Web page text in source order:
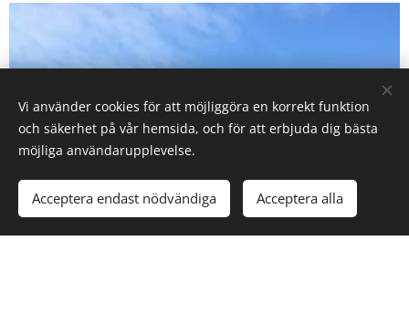
Vi använder cookies för att möjliggöra en korrekt funktion
och säkerhet på vår hemsida, och för att erbjuda dig bästa
möjliga användarupplevelse.
Acceptera endast nödvändiga Acceptera alla